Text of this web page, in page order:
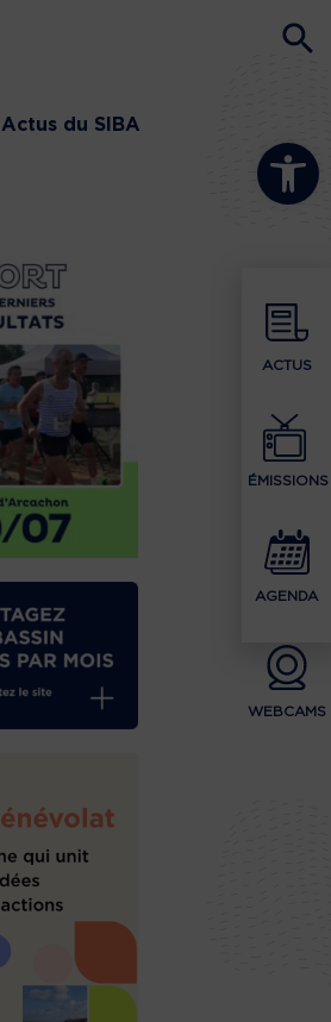
Ouvrir la
ACTUS
ÉMISSIONS
AGENDA
WEBCAMS
Actus du SIBA